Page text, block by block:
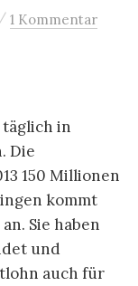
/ 1 Kommentar
täglich in
Die
150 Millionen
kommt
Sie haben
und
auch für